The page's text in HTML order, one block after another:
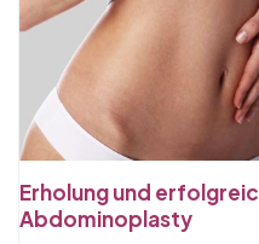
Erholung und
Abdominoplasty